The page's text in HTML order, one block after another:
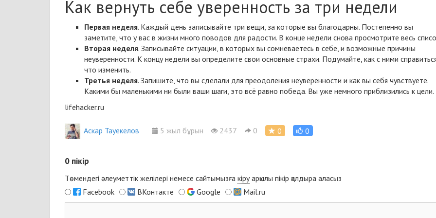
Как вернуть себе уверенность за три недели
Первая неделя. Каждый день записывайте три вещи, за которые вы благодарны. Постепенно вы
заметите, что у вас в жизни много поводов для радости. В конце недели снова просмотрите весь
Вторая неделя. Записывайте ситуации, в которых вы сомневаетесь в себе, и возможные причины
неуверенности. К концу недели вы определите свои основные страхи. Подумайте, как с ними
что изменить.
Третья неделя. Запишите, что вы сделали для преодоления неуверенности и как вы себя чувствуете.
Какими бы маленькими ни были ваши шаги, это всё равно победа. Вы уже немного приблизились к цели.
lifehacker.ru
Аскар Тауекелов 5 жыл бұрын 2437 0 0 0
0 пікір
Төмендегі әлеуметтік желілері немесе сайтымызға кіруарқылы пікір қалдыра аласыз
Facebook
ВКонтакте Google Mail.ru